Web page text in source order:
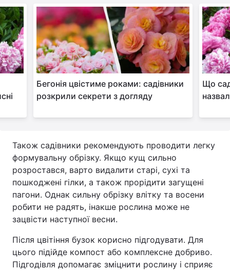
Бегонія цвістиме роками: садівники
розкрили секрети з догляду
Що
Також садівники рекомендують проводити легку
формувальну обрізку. Якщо кущ сильно
розростався, варто видалити старі, сухі та
пошкоджені гілки, а також прорідити загущені
пагони. Однак сильну обрізку влітку та восени
робити не радять, інакше рослина може не
зацвісти наступної весни.
Після цвітіння бузок корисно підгодувати. Для
цього підійде компост або комплексне добриво.
Підгодівля допомагає зміцнити рослину і сприяє